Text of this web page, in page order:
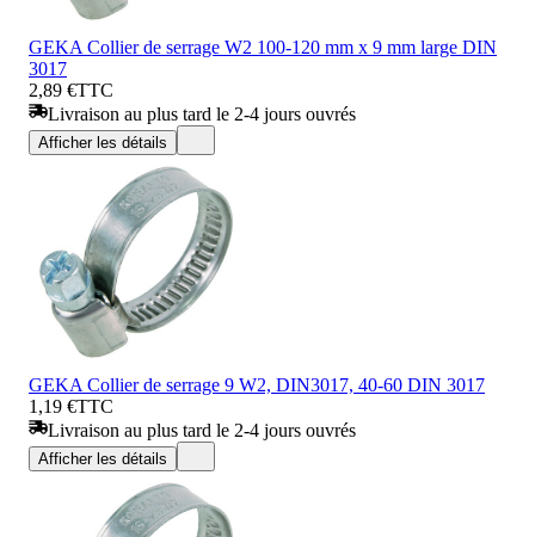
GEKA Collier de serrage W2 100-120 mm x 9 mm large DIN
3017
2,89 €TTC
Livraison au plus tard le 2-4 jours ouvrés
Afficher les détails
GEKA Collier de serrage 9 W2, DIN3017, 40-60 DIN 3017
1,19 €TTC
Livraison au plus tard le 2-4 jours ouvrés
Afficher les détails